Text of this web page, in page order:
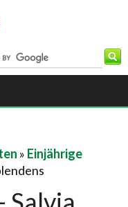
» Einjährige